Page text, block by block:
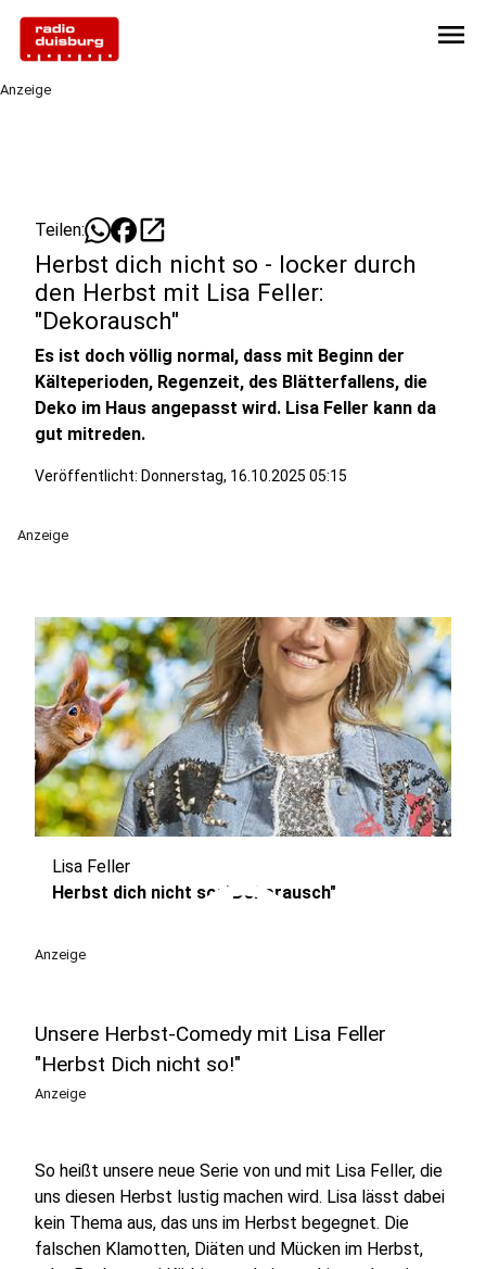
menu
Anzeige
Teilen: open_in_new
Herbst dich nicht so - locker durch
den Herbst mit Lisa Feller:
"Dekorausch"
Es ist doch völlig normal, dass mit Beginn der
Kälteperioden, Regenzeit, des Blätterfallens, die
Deko im Haus angepasst wird. Lisa Feller kann da
gut mitreden.
Veröffentlicht: Donnerstag, 16.10.2025 05:15
Anzeige
play_circle
Lisa Feller
Herbst dich nicht so: "Dekorausch"
Anzeige
Unsere Herbst-Comedy mit Lisa Feller
"Herbst Dich nicht so!"
Anzeige
So heißt unsere neue Serie von und mit Lisa Feller, die
uns diesen Herbst lustig machen wird. Lisa lässt dabei
kein Thema aus, das uns im Herbst begegnet. Die
falschen Klamotten, Diäten und Mücken im Herbst,